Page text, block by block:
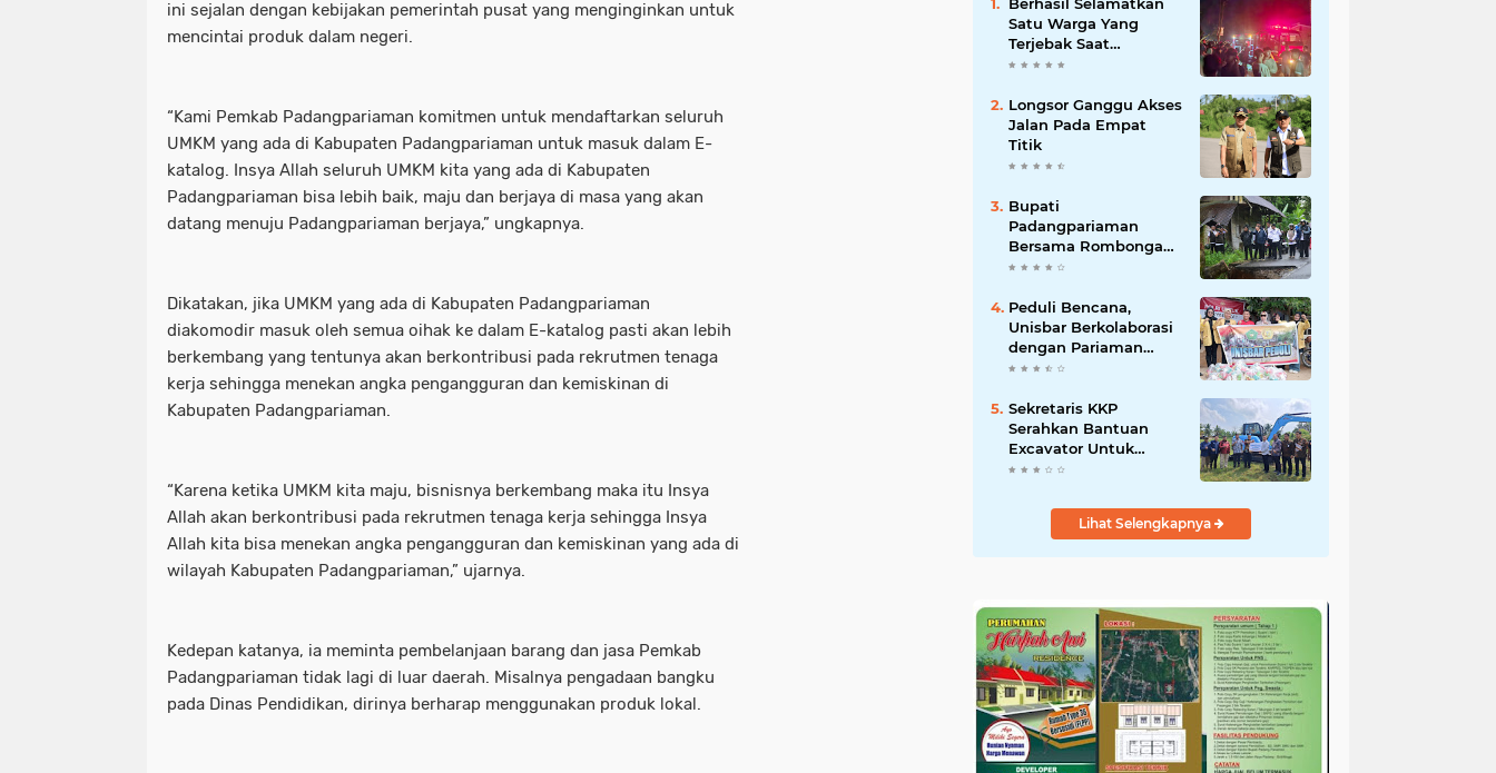
ini sejalan dengan kebijakan pemerintah pusat yang menginginkan untuk
mencintai produk dalam negeri.
“Kami Pemkab Padangpariaman komitmen untuk mendaftarkan seluruh
UMKM yang ada di Kabupaten Padangpariaman untuk masuk dalam E-
katalog. Insya Allah seluruh UMKM kita yang ada di Kabupaten
Padangpariaman bisa lebih baik, maju dan berjaya di masa yang akan
datang menuju Padangpariaman berjaya,” ungkapnya.
Dikatakan, jika UMKM yang ada di Kabupaten Padangpariaman
diakomodir masuk oleh semua oihak ke dalam E-katalog pasti akan lebih
berkembang yang tentunya akan berkontribusi pada rekrutmen tenaga
kerja sehingga menekan angka pengangguran dan kemiskinan di
Kabupaten Padangpariaman.
“Karena ketika UMKM kita maju, bisnisnya berkembang maka itu Insya
Allah akan berkontribusi pada rekrutmen tenaga kerja sehingga Insya
Allah kita bisa menekan angka pengangguran dan kemiskinan yang ada di
wilayah Kabupaten Padangpariaman,” ujarnya.
Kedepan katanya, ia meminta pembelanjaan barang dan jasa Pemkab
Padangpariaman tidak lagi di luar daerah. Misalnya pengadaan bangku
pada Dinas Pendidikan, dirinya berharap menggunakan produk lokal.
Satu Warga Yang
Terjebak Saat
Kebakaran
Longsor Ganggu Akses
Jalan Pada Empat
Titik
Bupati
Padangpariaman
Bersama Rombongan
Jemput Aspirasi
Peduli Bencana,
Unisbar Berkolaborasi
dengan Pariaman
Women Power
untuk Korban Banjir di
Padang
Sekretaris KKP
Serahkan Bantuan
Excavator Untuk
Pelaku Usaha
Lihat Selengkapnya